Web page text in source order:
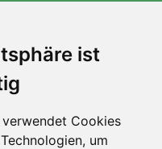
ist
Cookies
um